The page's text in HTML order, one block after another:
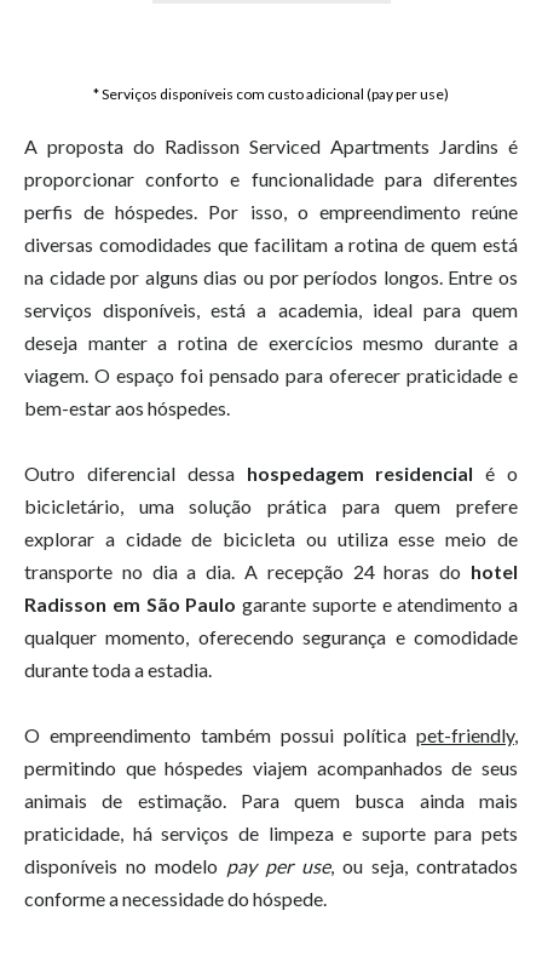
* Serviços disponíveis com custo adicional (pay per use)
A proposta do Radisson Serviced Apartments Jardins é
proporcionar conforto e funcionalidade para diferentes
perfis de hóspedes. Por isso, o empreendimento reúne
diversas comodidades que facilitam a rotina de quem está
na cidade por alguns dias ou por períodos longos. Entre os
serviços disponíveis, está a academia, ideal para quem
deseja manter a rotina de exercícios mesmo durante a
viagem. O espaço foi pensado para oferecer praticidade e
bem-estar aos hóspedes.
Outro diferencial dessa hospedagem residencial é o
bicicletário, uma solução prática para quem prefere
explorar a cidade de bicicleta ou utiliza esse meio de
transporte no dia a dia. A recepção 24 horas do hotel
Radisson em São Paulo garante suporte e atendimento a
qualquer momento, oferecendo segurança e comodidade
durante toda a estadia.
O empreendimento também possui política pet-friendly,
permitindo que hóspedes viajem acompanhados de seus
animais de estimação. Para quem busca ainda mais
praticidade, há serviços de limpeza e suporte para pets
disponíveis no modelo pay per use, ou seja, contratados
conforme a necessidade do hóspede.